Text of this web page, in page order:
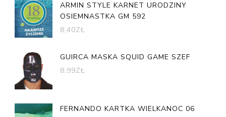
ARMIN STYLE KARNET URODZINY
OSIEMNASTKA GM 592
8,40ZŁ
GUIRCA MASKA SQUID GAME SZEF
8,99ZŁ
FERNANDO KARTKA WIELKANOC 06